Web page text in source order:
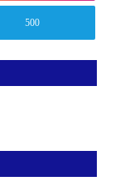
500